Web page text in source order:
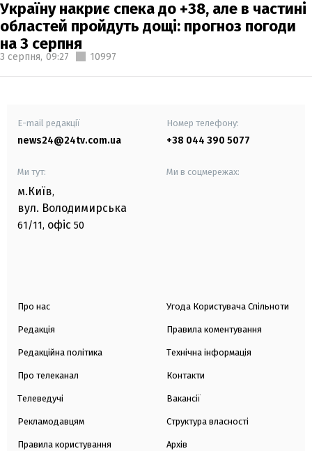
Україну накриє спека до +38, але в частині
областей пройдуть дощі: прогноз погоди
на 3 серпня
3 серпня, 09:27 10997
E-mail редакції
news24@24tv.com.ua
Номер телефону:
+38 044 390 5077
Ми тут:
м.Київ,
вул. Володимирська
61/11, офіс 50
Ми в соцмережах:
Про нас
Редакція
Редакційна політика
Про телеканал
Телеведучі
Рекламодавцям
Правила користування
Угода Користувача Спільноти
Правила коментування
Технічна інформація
Контакти
Вакансії
Структура власності
Архів